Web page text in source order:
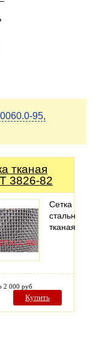
95,
тканая
3826-82
Сетка
стальная
тканая
2 000 руб
Купить